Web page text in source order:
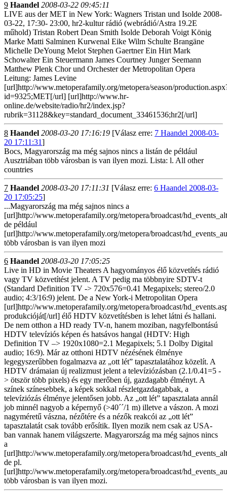
9 Haandel 2008-03-22 09:45:11
LIVE aus der MET in New York: Wagners Tristan und Isolde 2008-
03-22, 17:30- 23:00, hr2-kultur rádió (webrádió/Astra 19.2E
műhold) Tristan Robert Dean Smith Isolde Deborah Voigt König
Marke Matti Salminen Kurwenal Eike Wilm Schulte Brangäne
Michelle DeYoung Melot Stephen Gaertner Ein Hirt Mark
Schowalter Ein Steuermann James Courtney Junger Seemann
Matthew Plenk Chor und Orchester der Metropolitan Opera
Leitung: James Levine
[url]http://www.metoperafamily.org/metopera/season/
id=9325;MET[/url] [url]http://www.hr-
online.de/website/radio/hr2/index.jsp?
rubrik=31128&key=standard_document_33461536;hr2[/url]
8 Haandel 2008-03-20 17:16:19 [Válasz erre: 7 Haandel 2008-03-
20 17:11:31]
Bocs, Magyarország ma még sajnos nincs a listán de például
Ausztriában több városban is van ilyen mozi. Lista: l. All other
countries
7 Haandel 2008-03-20 17:11:31 [Válasz erre: 6 Haandel 2008-03-
20 17:05:25]
...Magyarország ma még sajnos nincs a
[url]http://www.metoperafamily.org/metopera/broadcast/
de például
[url]http://www.metoperafamily.org/metopera/broadcast/
több városban is van ilyen mozi
6 Haandel 2008-03-20 17:05:25
Live in HD in Movie Theaters A hagyományos élő közvetítés rádió
vagy TV közvetítést jelent. A TV pedig ma többnyire SDTV-t
(Standard Definition TV -> 720x576=0.41 Megapixels; stereo/2.0
audio; 4:3/16:9) jelent. De a New York-i Metropolitan Opera
[url]http://www.metoperafamily.org/metopera/broadcast/
produkcióját[/url] élő HDTV közvetítésben is lehet látni és hallani.
De nem otthon a HD ready TV-n, hanem moziban, nagyfelbontású
HDTV televíziós képen és hatsávos hangal (HDTV: High
Definition TV –> 1920x1080=2.1 Megapixels; 5.1 Dolby Digital
audio; 16:9). Már az otthoni HDTV nézésének élménye
legegyszerűbben fogalmazva az „ott lét” tapasztalatához közelít. A
HDTV drámaian új realizmust jelent a televíziózásban (2.1/0.41=5 -
> ötször több pixels) és egy merőben új, gazdagabb élményt. A
színek színesebbek, a képek sokkal részletgazdagabbak, a
televíziózás élménye jelentősen jobb. Az „ott lét” tapasztalata annál
job minnél nagyob a képernyő (>40´´/1 m) illetve a vászon. A mozi
nagyméretű vászna, nézőtére és a nézők reakcói az „ott lét”
tapasztalatát csak tovább erősítik. Ilyen mozik nem csak az USA-
ban vannak hanem világszerte. Magyarország ma még sajnos nincs
a
[url]http://www.metoperafamily.org/metopera/broadcast/
de pl.
[url]http://www.metoperafamily.org/metopera/broadcast/
több városban is van ilyen mozi.